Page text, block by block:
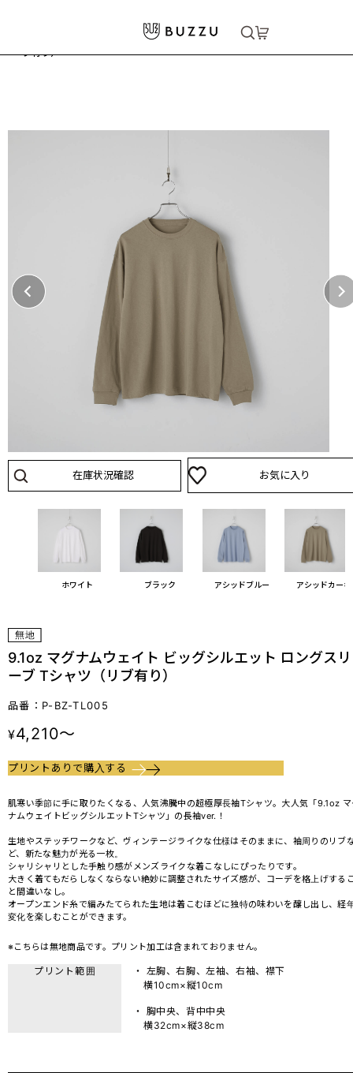
9.1oz マグナムウェイト ビッグシルエット ロングスリーブ Tシャツ（リ
ブ有り）
在庫状況確認 お気に入り
ホワイト ブラック アシッドブルー アシッドカーキ
9.1oz マグナムウェイト ビッグシルエット ロングスリ
ーブ Tシャツ（リブ有り）
品番：P-BZ-TL005
¥4,210～
プリントありで購入する
肌寒い季節に手に取りたくなる、人気沸騰中の超極厚長袖Tシャツ。大人気「9.1oz マ
ナムウェイトビッグシルエットTシャツ」の長袖ver.！
生地やステッチワークなど、ヴィンテージライクな仕様はそのままに、袖周りのリブ
ど、新たな魅力が光る一枚。
シャリシャリとした手触り感がメンズライクな着こなしにぴったりです。
大きく着てもだらしなくならない絶妙に調整されたサイズ感が、コーデを格上げする
と間違いなし。
オープンエンド糸で編みたてられた生地は着こむほどに独特の味わいを醸し出し、経
変化を楽しむことができます。
※こちらは無地商品です。プリント加工は含まれておりません。
プリント範囲
・ 左胸、右胸、左袖、右袖、襟下
横10cm×縦10cm
・ 胸中央、背中中央
横32cm×縦38cm